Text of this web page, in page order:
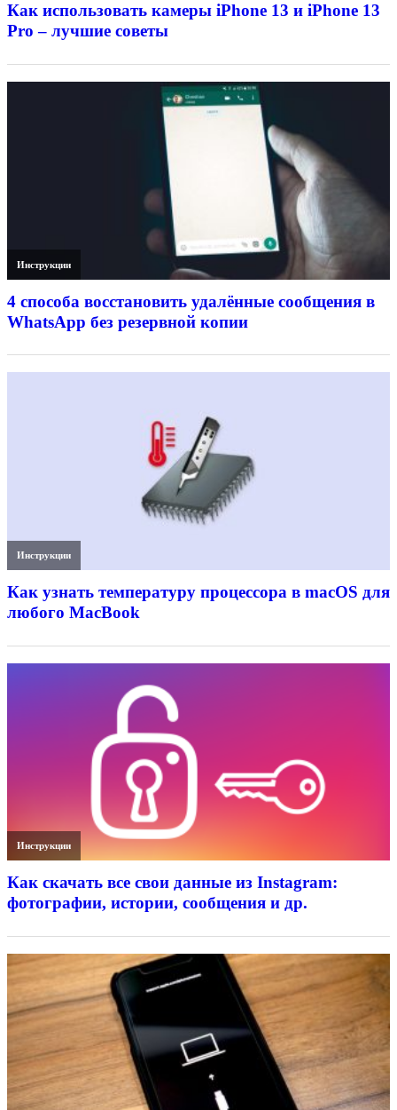
Как использовать камеры iPhone 13 и iPhone 13
Pro – лучшие советы
Инструкции
4 способа восстановить удалённые сообщения в
WhatsApp без резервной копии
Инструкции
Как узнать температуру процессора в macOS для
любого MacBook
Инструкции
Как скачать все свои данные из Instagram:
фотографии, истории, сообщения и др.